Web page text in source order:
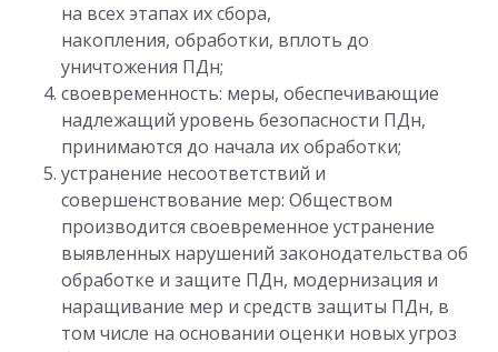
на всех этапах их сбора,
накопления, обработки, вплоть до
уничтожения ПДн;
своевременность: меры, обеспечивающие
надлежащий уровень безопасности ПДн,
принимаются до начала их обработки;
устранение несоответствий и
совершенствование мер: Обществом
производится своевременное устранение
выявленных нарушений законодательства об
обработке и защите ПДн, модернизация и
наращивание мер и средств защиты ПДн, в
том числе на основании оценки новых угроз